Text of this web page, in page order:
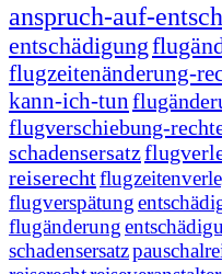
anspruch-auf-
entschädigung
flugzeitenänderung-
kann-ich-tun
flugverschiebung-
schadensersatz
reiserecht
flugverspätung
flugänderung
schadensersatz